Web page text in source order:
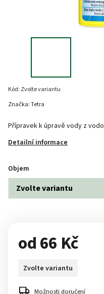
Kód: Zvolte variantu
Přípravek k úpravě vody z
Detailní informace
Značka:Tetra
Objem
od66 Kč
Zvolte variantu
Možnosti doručení